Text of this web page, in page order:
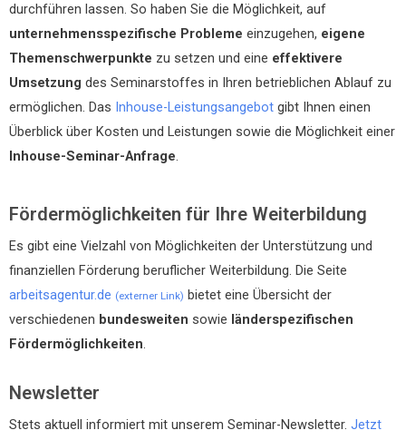
durchführen lassen. So haben Sie die Möglichkeit, auf
unternehmensspezifische Probleme einzugehen, eigene
Themenschwerpunkte zu setzen und eine effektivere
Umsetzung des Seminarstoffes in Ihren betrieblichen Ablauf zu
ermöglichen. Das Inhouse-Leistungsangebot gibt Ihnen einen
Überblick über Kosten und Leistungen sowie die Möglichkeit einer
Inhouse-Seminar-Anfrage.
Fördermöglichkeiten für Ihre Weiterbildung
Es gibt eine Vielzahl von Möglichkeiten der Unterstützung und
finanziellen Förderung beruflicher Weiterbildung. Die Seite
arbeitsagentur.de (externer Link) bietet eine Übersicht der
verschiedenen bundesweiten sowie länderspezifischen
Fördermöglichkeiten.
Newsletter
Stets aktuell informiert mit unserem Seminar-Newsletter. Jetzt